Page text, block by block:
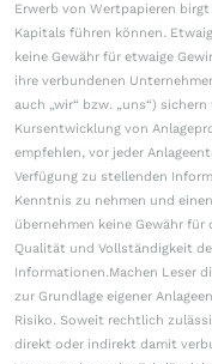
Erwerb von Wertpapieren
Kapitals führen können.
keine Gewähr für etwaige
ihre verbundenen
auch „wir“ bzw. „uns“)
Kursentwicklung von
empfehlen, vor jeder
Verfügung zu stellenden
Kenntnis zu nehmen und
übernehmen keine Gewähr
Qualität und Vollständigkeit
Informationen.Machen Leser
zur Grundlage eigener
Risiko. Soweit rechtlich
direkt oder indirekt damit